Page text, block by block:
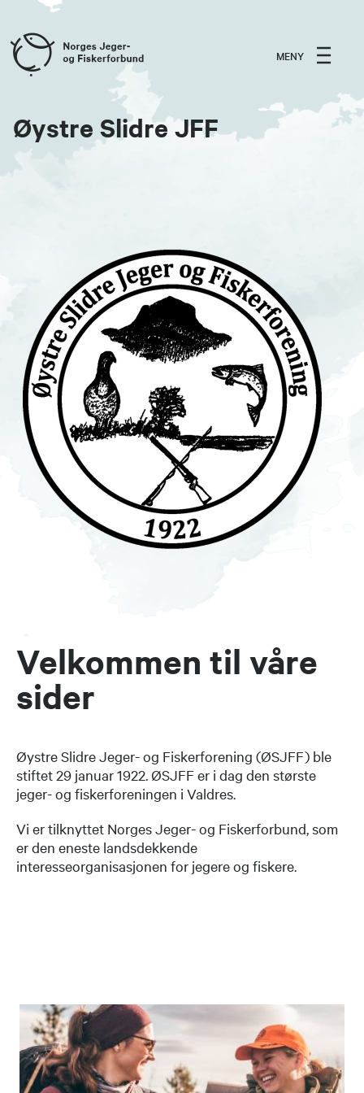
MENY
Øystre Slidre JFF
Velkommen til våre
sider
Øystre Slidre Jeger- og Fiskerforening (ØSJFF) ble
stiftet 29 januar 1922. ØSJFF er i dag den største
jeger- og fiskerforeningen i Valdres.
Vi er tilknyttet Norges Jeger- og Fiskerforbund, som
er den eneste landsdekkende
interesseorganisasjonen for jegere og fiskere.